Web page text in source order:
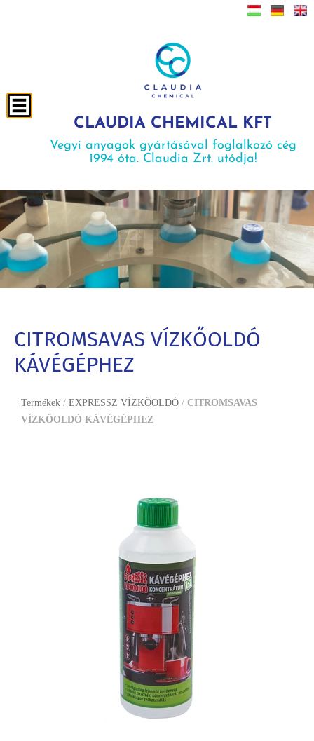
CLAUDIA CHEMICAL KFT
Vegyi anyagok gyártásával foglalkozó cég
1994 óta. Claudia Zrt. utódja!
CITROMSAVAS VÍZKŐOLDÓ
KÁVÉGÉPHEZ
Termékek / EXPRESSZ VÍZKŐOLDÓ / CITROMSAVAS
VÍZKŐOLDÓ KÁVÉGÉPHEZ